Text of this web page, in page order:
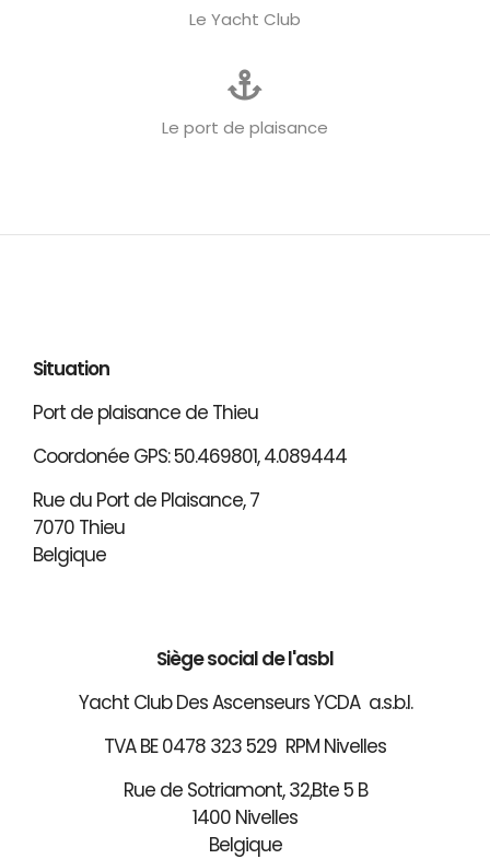
Le Yacht Club
Le port de plaisance
Situation
Port de plaisance de Thieu
Coordonée GPS: 50.469801, 4.089444
Rue du Port de Plaisance, 7
7070 Thieu
Belgique
Siège social de l'asbl
Yacht Club Des Ascenseurs YCDA a.s.b.l.
TVA BE 0478 323 529 RPM Nivelles
Rue de Sotriamont, 32,Bte 5 B
1400 Nivelles
Belgique